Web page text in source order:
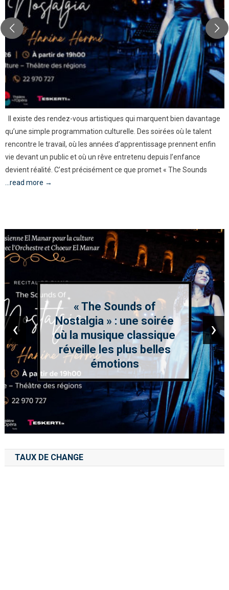
Il existe des rendez-vous artistiques qui marquent bien davantage
qu’une simple programmation culturelle. Des soirées où le talent
rencontre le travail, où les années d’apprentissage prennent enfin
vie devant un public et où un rêve entretenu depuis l’enfance
devient réalité. C’est précisément ce que promet « The Sounds
...read more →
« The Sounds of
Nostalgia » : une soirée
où la musique classique
réveille les plus belles
émotions
‹ ›
TAUX DE CHANGE